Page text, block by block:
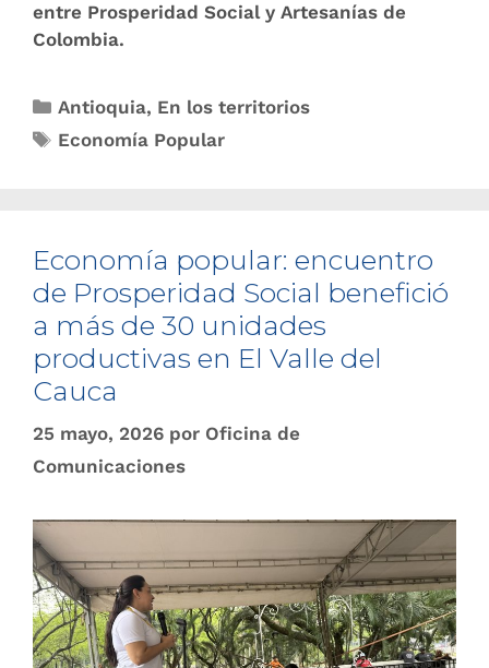
entre Prosperidad Social y Artesanías de
Colombia.
Antioquia, En los territorios
Economía Popular
Economía popular: encuentro
de Prosperidad Social benefició
a más de 30 unidades
productivas en El Valle del
Cauca
25 mayo, 2026 por Oficina de
Comunicaciones